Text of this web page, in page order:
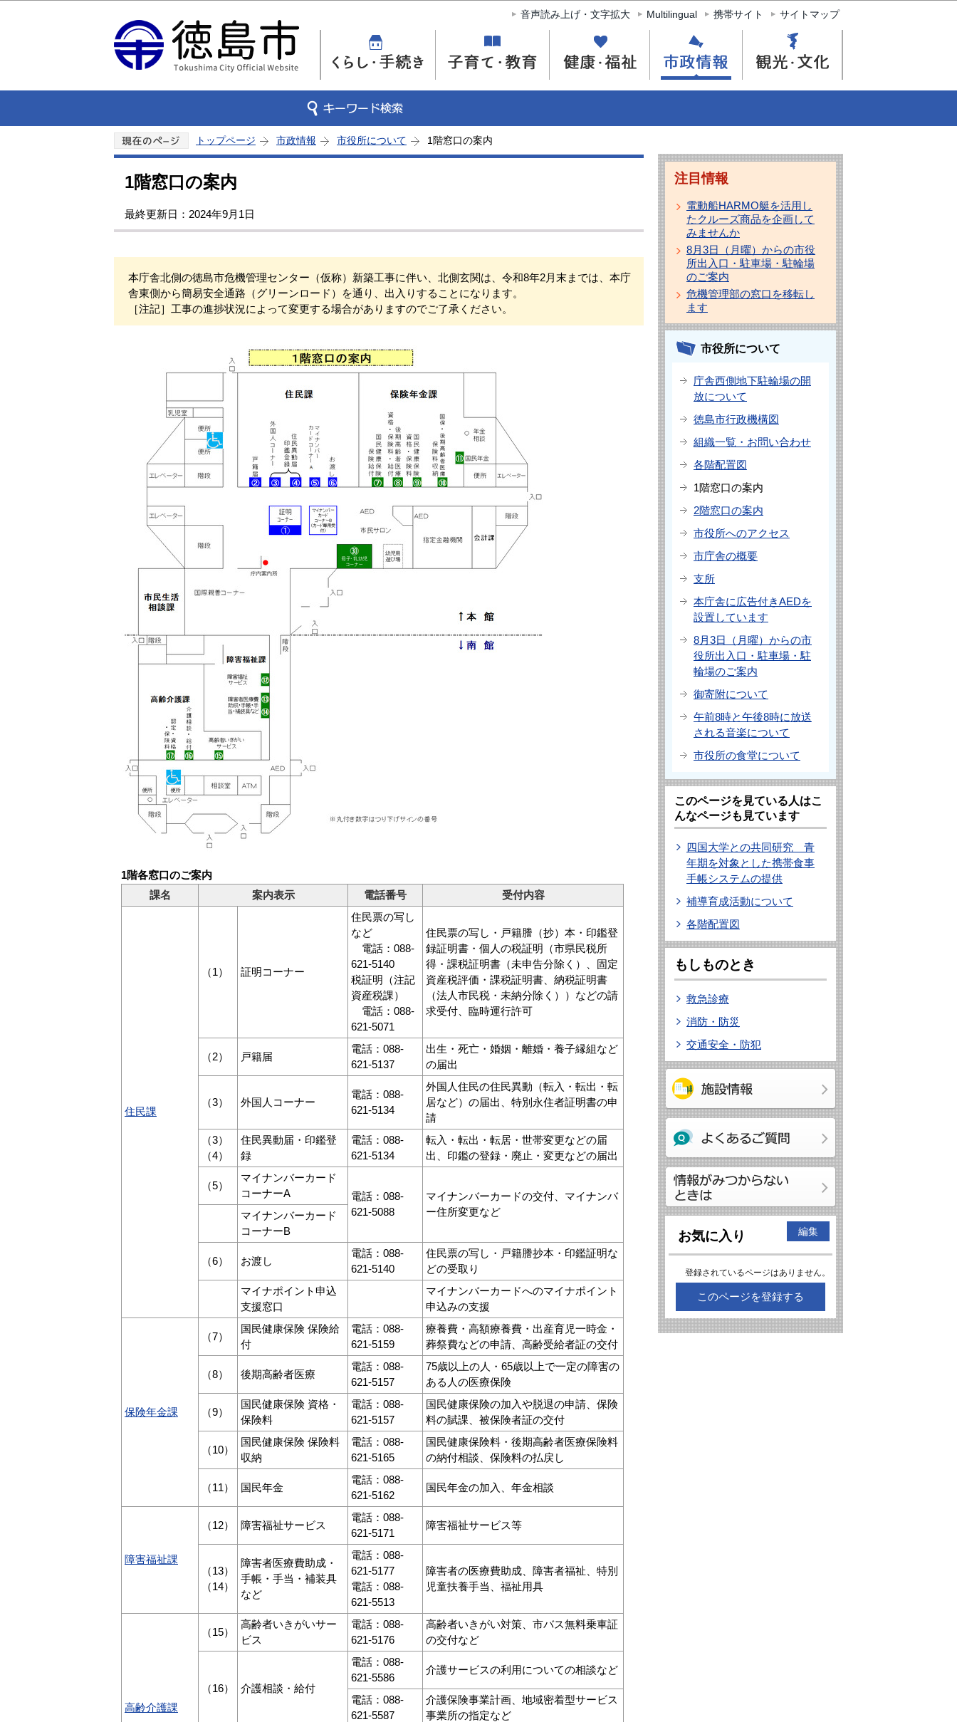
このページの本文へ移動
音声読み上げ・文字拡大 Multilingual 携帯サイト サイトマップ
トップページ 市政情報 市役所について 1階窓口の案内
1階窓口の案内
最終更新日：2024年9月1日
本庁舎北側の徳島市危機管理センター（仮称）新築工事に伴い、北側玄関は、令和8年2月末までは、本庁
舎東側から簡易安全通路（グリーンロード）を通り、出入りすることになります。
［注記］工事の進捗状況によって変更する場合がありますのでご了承ください。
1階各窓口のご案内
課名
案内表示 電話番号 受付内容
住民課
（1） 証明コーナー
住民票の写し
など
電話：088-
621-5140
税証明（注記
資産税課）
電話：088-
621-5071
住民票の写し・戸籍謄（抄）本・印鑑登
録証明書・個人の税証明（市県民税所
得・課税証明書（未申告分除く）、固定
資産税評価・課税証明書、納税証明書
（法人市民税・未納分除く））などの請
求受付、臨時運行許可
（2） 戸籍届
電話：088-
621-5137
出生・死亡・婚姻・離婚・養子縁組など
の届出
（3） 外国人コーナー
電話：088-
621-5134
外国人住民の住民異動（転入・転出・転
居など）の届出、特別永住者証明書の申
請
（3）
（4）
住民異動届・印鑑登
録
電話：088-
621-5134
転入・転出・転居・世帯変更などの届
出、印鑑の登録・廃止・変更などの届出
（5）
マイナンバーカード
コーナーA
電話：088-
621-5088
マイナンバーカードの交付、マイナンバ
ー住所変更など
マイナンバーカード
コーナーB
（6） お渡し
電話：088-
621-5140
住民票の写し・戸籍謄抄本・印鑑証明な
どの受取り
マイナポイント申込
支援窓口
マイナンバーカードへのマイナポイント
申込みの支援
保険年金課
（7）
国民健康保険 保険給
付
電話：088-
621-5159
療養費・高額療養費・出産育児一時金・
葬祭費などの申請、高齢受給者証の交付
（8） 後期高齢者医療
電話：088-
621-5157
75歳以上の人・65歳以上で一定の障害の
ある人の医療保険
（9）
国民健康保険 資格・
保険料
電話：088-
621-5157
国民健康保険の加入や脱退の申請、保険
料の賦課、被保険者証の交付
（10）
国民健康保険 保険料
収納
電話：088-
621-5165
国民健康保険料・後期高齢者医療保険料
の納付相談、保険料の払戻し
（11） 国民年金
電話：088-
621-5162
国民年金の加入、年金相談
障害福祉課
（12） 障害福祉サービス
電話：088-
621-5171
障害福祉サービス等
（13）
（14）
障害者医療費助成・
手帳・手当・補装具
など
電話：088-
621-5177
電話：088-
621-5513
障害者の医療費助成、障害者福祉、特別
児童扶養手当、福祉用具
高齢介護課
（15）
高齢者いきがいサー
ビス
電話：088-
621-5176
高齢者いきがい対策、市バス無料乗車証
の交付など
（16） 介護相談・給付
電話：088-
621-5586
介護サービスの利用についての相談など
電話：088-
621-5587
介護保険事業計画、地域密着型サービス
事業所の指定など
注目情報
電動船HARMO艇を活用し
たクルーズ商品を企画して
みませんか
8月3日（月曜）からの市役
所出入口・駐車場・駐輪場
のご案内
危機管理部の窓口を移転し
ます
市役所について
庁舎西側地下駐輪場の開
放について
徳島市行政機構図
組織一覧・お問い合わせ
各階配置図
1階窓口の案内
2階窓口の案内
市役所へのアクセス
市庁舎の概要
支所
本庁舎に広告付きAEDを
設置しています
8月3日（月曜）からの市
役所出入口・駐車場・駐
輪場のご案内
御寄附について
午前8時と午後8時に放送
される音楽について
市役所の食堂について
このページを見ている人はこ
んなページも見ています
四国大学との共同研究 青
年期を対象とした携帯食事
手帳システムの提供
補導育成活動について
各階配置図
もしものとき
救急診療
消防・防災
交通安全・防犯
お気に入り 編集
登録されているページはありません。
このページを登録する